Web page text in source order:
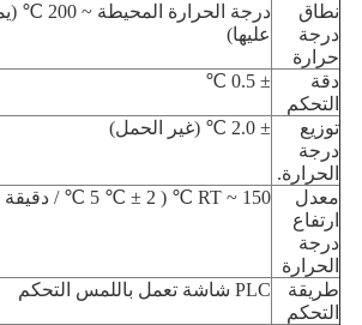
نطاق
درجة
حرارة
درجة الحرارة المحيطة ~
200 ℃
عليها)
دقة
التحكم
± 0.5 ℃
توزيع
درجة
الحرارة.
± 2.0 ℃ (غير الحمل)
معدل
ارتفاع
درجة
الحرارة
RT ~ 150 ℃
( 5 ℃ ± 2 ℃ / دقيقة
طريقة
التحكم
PLC شاشة تعمل باللمس التحكم